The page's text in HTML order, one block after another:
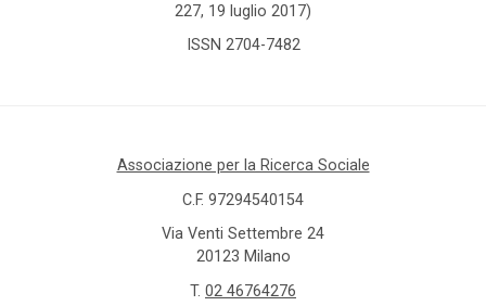
227, 19 luglio 2017)
ISSN 2704-7482
Associazione per la Ricerca Sociale
C.F. 97294540154
Via Venti Settembre 24
20123 Milano
T. 02 46764276